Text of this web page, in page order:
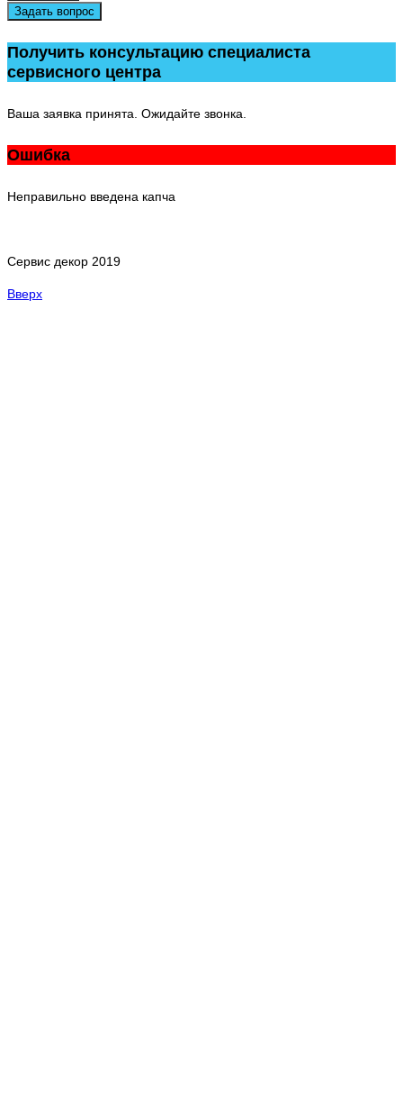
Задать вопрос
Получить консультацию специалиста
сервисного центра
Ваша заявка принята. Ожидайте звонка.
Ошибка
Неправильно введена капча
Сервис декор 2019
Вверх